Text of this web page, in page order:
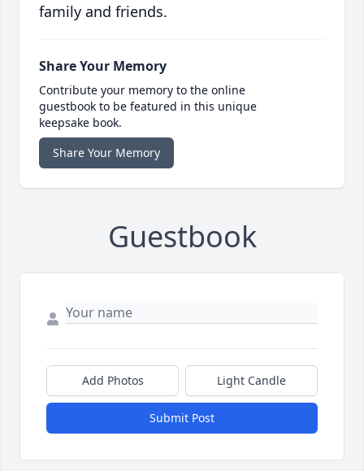
family and friends.
Share Your Memory
Contribute your memory to the online
guestbook to be featured in this unique
keepsake book.
Share Your Memory
Guestbook
Add Photos Light Candle
Submit Post